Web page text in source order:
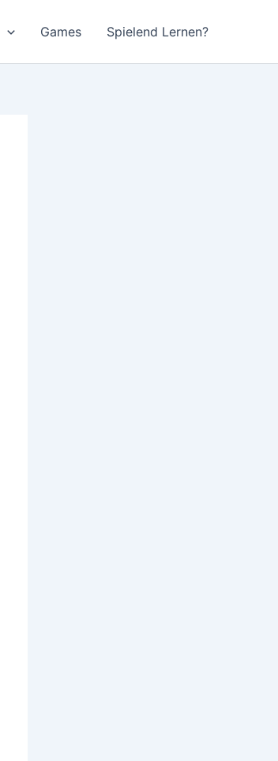
Games Spielend Lernen?